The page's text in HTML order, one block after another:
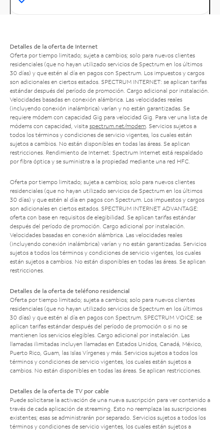
Detalles de la oferta de Internet
Oferta por tiempo limitado; sujeta a cambios; solo para nuevos clientes
residenciales (que no hayan utilizado servicios de Spectrum en los últimos
30 días) y que estén al día en pagos con Spectrum. Los impuestos y cargos
son adicionales en ciertos estados. SPECTRUM INTERNET: se aplican tarifas
estándar después del período de promoción. Cargo adicional por instalación.
Velocidades basadas en conexión alámbrica. Las velocidades reales
(incluyendo conexión inalámbrica) varían y no están garantizadas. Se
requiere módem con capacidad Gig para velocidad Gig. Para ver una lista de
módems con capacidad, visita spectrum.net/modem . Servicios sujetos a
todos los términos y condiciones de servicio vigentes, los cuales están
sujetos a cambios. No están disponibles en todas las áreas. Se aplican
restricciones. Rendimiento de Internet: Spectrum Internet está respaldado
por fibra óptica y se suministra a la propiedad mediante una red HFC.
Oferta por tiempo limitado; sujeta a cambios; solo para nuevos clientes
residenciales (que no hayan utilizado servicios de Spectrum en los últimos
30 días) y que estén al día en pagos con Spectrum. Los impuestos y cargos
son adicionales en ciertos estados. SPECTRUM INTERNET ADVANTAGE:
oferta con base en requisitos de elegibilidad. Se aplican tarifas estándar
después del período de promoción. Cargo adicional por instalación.
Velocidades basadas en conexión alámbrica. Las velocidades reales
(incluyendo conexión inalámbrica) varían y no están garantizadas. Servicios
sujetos a todos los términos y condiciones de servicio vigentes, los cuales
están sujetos a cambios. No están disponibles en todas las áreas. Se aplican
restricciones.
Detalles de la oferta de teléfono residencial
Oferta por tiempo limitado; sujeta a cambios; solo para nuevos clientes
residenciales (que no hayan utilizado servicios de Spectrum en los últimos
30 días) y que estén al día en pagos con Spectrum. SPECTRUM VOICE: se
aplican tarifas estándar después del período de promoción o si no se
mantienen los servicios elegibles. Cargo adicional por instalación. Las
llamadas ilimitadas incluyen llamadas en Estados Unidos, Canadá, México,
Puerto Rico, Guam, las Islas Vírgenes y más. Servicios sujetos a todos los
términos y condiciones de servicio vigentes, los cuales están sujetos a
cambios. No están disponibles en todas las áreas. Se aplican restricciones.
Detalles de la oferta de TV por cable
Puede solicitarse la activación de una nueva suscripción para ver contenido a
través de cada aplicación de streaming. Esto no reemplaza las suscripciones
existentes; esas se administrarán por separado. Servicios sujetos a todos los
términos y condiciones de servicio vigentes, los cuales están sujetos a